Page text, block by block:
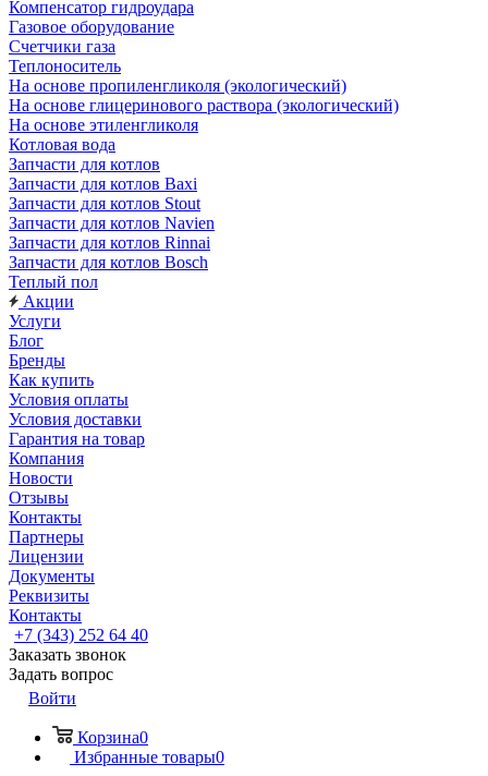
Компенсатор гидроудара
Газовое оборудование
Счетчики газа
Теплоноситель
На основе пропиленгликоля (экологический)
На основе глицеринового раствора (экологический)
На основе этиленгликоля
Котловая вода
Запчасти для котлов
Запчасти для котлов Baxi
Запчасти для котлов Stout
Запчасти для котлов Navien
Запчасти для котлов Rinnai
Запчасти для котлов Bosch
Теплый пол
Акции
Услуги
Блог
Бренды
Как купить
Условия оплаты
Условия доставки
Гарантия на товар
Компания
Новости
Отзывы
Контакты
Партнеры
Лицензии
Документы
Реквизиты
Контакты
+7 (343) 252 64 40
Заказать звонок
Задать вопрос
Войти
Корзина0
Избранные товары0